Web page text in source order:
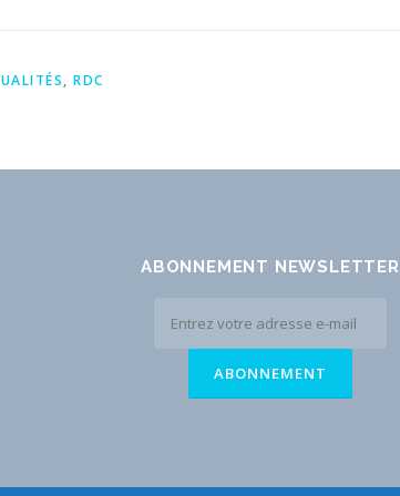
, RDC
ABONNEMENT NEWSLETTER